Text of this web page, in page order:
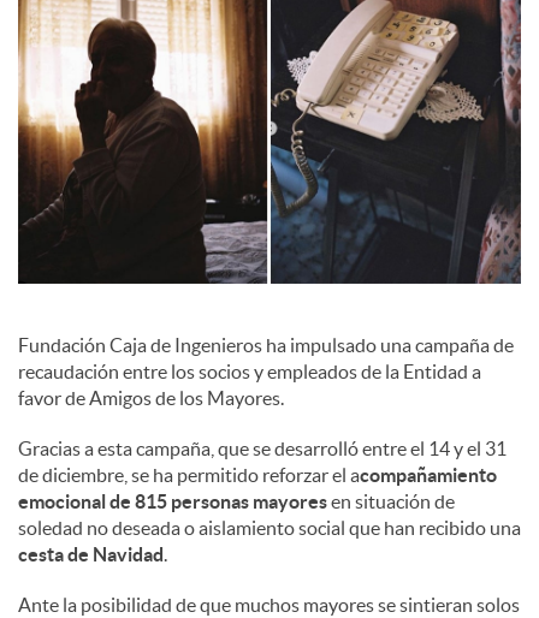
d
e
c
o
n
t
e
n
Fundación Caja de Ingenieros ha impulsado una campaña de
recaudación entre los socios y empleados de la Entidad a
favor de Amigos de los Mayores.
Gracias a esta campaña, que se desarrolló entre el 14 y el 31
de diciembre, se ha permitido reforzar el acompañamiento
emocional de 815 personas mayoresen situación de
soledad no deseada o aislamiento social que han recibido una
cesta de Navidad.
Ante la posibilidad de que muchos mayores se sintieran solos